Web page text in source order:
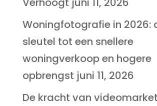
Woningfotografie in 2026:
sleutel tot een snellere
woningverkoop en hogere
opbrengst juni 11, 2026
De kracht van